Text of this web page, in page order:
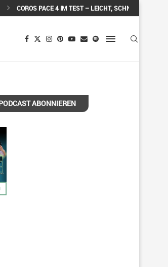
COROS PACE 4 IM TEST – LEICHT, SCHNELL...
ABONNIEREN